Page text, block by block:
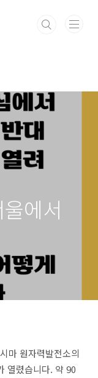
에서
마 원자력발전소의
열렸습니다. 약 90